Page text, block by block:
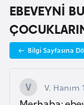
s
t
a
n
V
EBEVEYNİ
Bilgi Sayfasına
V. Hanım
A
v
u
s
t